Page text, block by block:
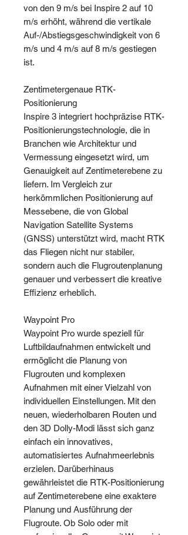
von den 9 m/s bei Inspire 2 auf 10
m/s erhöht, während die vertikale
Auf-/Abstiegsgeschwindigkeit von 6
m/s und 4 m/s auf 8 m/s gestiegen
ist.
Zentimetergenaue RTK-
Positionierung
Inspire 3 integriert hochpräzise RTK-
Positionierungstechnologie, die in
Branchen wie Architektur und
Vermessung eingesetzt wird, um
Genauigkeit auf Zentimeterebene zu
liefern. Im Vergleich zur
herkömmlichen Positionierung auf
Messebene, die von Global
Navigation Satellite Systems
(GNSS) unterstützt wird, macht RTK
das Fliegen nicht nur stabiler,
sondern auch die Flugroutenplanung
genauer und verbessert die kreative
Effizienz erheblich.
Waypoint Pro
Waypoint Pro wurde speziell für
Luftbildaufnahmen entwickelt und
ermöglicht die Planung von
Flugrouten und komplexen
Aufnahmen mit einer Vielzahl von
individuellen Einstellungen. Mit den
neuen, wiederholbaren Routen und
den 3D Dolly-Modi lässt sich ganz
einfach ein innovatives,
automatisiertes Aufnahmeerlebnis
erzielen. Darüberhinaus
gewährleistet die RTK-Positionierung
auf Zentimeterebene eine exaktere
Planung und Ausführung der
Flugroute. Ob Solo oder mit